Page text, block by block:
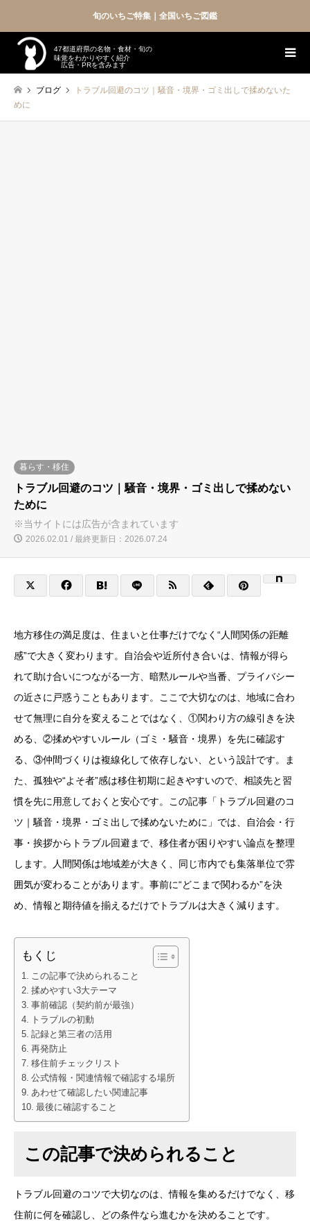
旬のいちご特集｜全国いちご図鑑
47都道府県の名物・食材・旬の
味覚をわかりやすく紹介
広告・PRを含みます
ブログ
トラブル回避のコツ｜騒音・境界・ゴミ出しで揉めないた
めに
暮らす・移住
トラブル回避のコツ｜騒音・境界・ゴミ出しで揉めない
ために
※当サイトには広告が含まれています
2026.02.01 / 最終更新日：2026.07.24
地方移住の満足度は、住まいと仕事だけでなく“人間関係の距離
感”で大きく変わります。自治会や近所付き合いは、情報が得ら
れて助け合いにつながる一方、暗黙ルールや当番、プライバシー
の近さに戸惑うこともあります。ここで大切なのは、地域に合わ
せて無理に自分を変えることではなく、①関わり方の線引きを決
める、②揉めやすいルール（ゴミ・騒音・境界）を先に確認す
る、③仲間づくりは複線化して依存しない、という設計です。ま
た、孤独や“よそ者”感は移住初期に起きやすいので、相談先と習
慣を先に用意しておくと安心です。この記事「トラブル回避のコ
ツ｜騒音・境界・ゴミ出しで揉めないために」では、自治会・行
事・挨拶からトラブル回避まで、移住者が困りやすい論点を整理
します。人間関係は地域差が大きく、同じ市内でも集落単位で雰
囲気が変わることがあります。事前に“どこまで関わるか”を決
め、情報と期待値を揃えるだけでトラブルは大きく減ります。
もくじ
この記事で決められること
揉めやすい3大テーマ
事前確認（契約前が最強）
トラブルの初動
記録と第三者の活用
再発防止
移住前チェックリスト
公式情報・関連情報で確認する場所
あわせて確認したい関連記事
最後に確認すること
この記事で決められること
トラブル回避のコツで大切なのは、情報を集めるだけでなく、移
住前に何を確認し、どの条件なら進むかを決めることです。